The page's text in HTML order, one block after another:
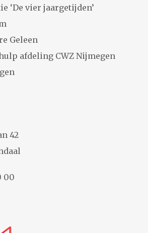
‘De vier jaargetijden’
Geleen
afdeling CWZ Nijmegen
42
00